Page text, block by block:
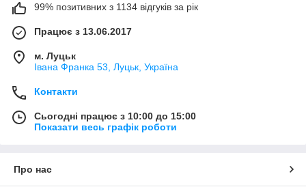
99% позитивних з 1134 відгуків за рік
Працює з 13.06.2017
м. Луцьк
Івана Франка 53, Луцьк, Україна
Контакти
Сьогодні працює з 10:00 до 15:00
Показати весь графік роботи
Про нас